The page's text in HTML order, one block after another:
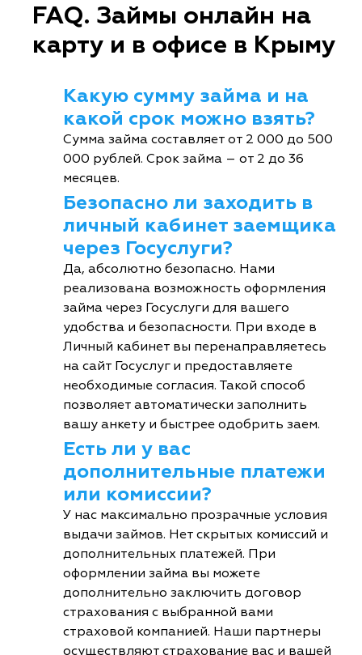
FAQ. Займы онлайн на
карту и в офисе в Крыму
Какую сумму займа и на
какой срок можно взять?
Сумма займа составляет от 2 000 до 500
000 рублей. Срок займа – от 2 до 36
месяцев.
Безопасно ли заходить в
личный кабинет заемщика
через Госуслуги?
Да, абсолютно безопасно. Нами
реализована возможность оформления
займа через Госуслуги для вашего
удобства и безопасности. При входе в
Личный кабинет вы перенаправляетесь
на сайт Госуслуг и предоставляете
необходимые согласия. Такой способ
позволяет автоматически заполнить
вашу анкету и быстрее одобрить заем.
Есть ли у вас
дополнительные платежи
или комиссии?
У нас максимально прозрачные условия
выдачи займов. Нет скрытых комиссий и
дополнительных платежей. При
оформлении займа вы можете
дополнительно заключить договор
страхования с выбранной вами
страховой компанией. Наши партнеры
осуществляют страхование вас и вашей